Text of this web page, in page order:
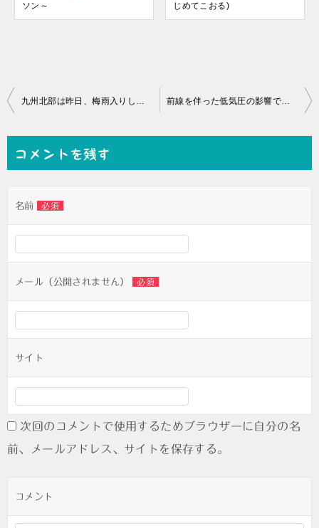
ソン～
じめてこおる)
投
ビ
ー
シ
ン
九州北部は昨日、梅雨入りしたようです 前線を伴った低気圧の影響で大雨予報がでています
コメントを残す
名前 必須
メール（公開されません） 必須
サイト
次回のコメントで使用するためブラウザーに自分の名
前、メールアドレス、サイトを保存する。
コメント